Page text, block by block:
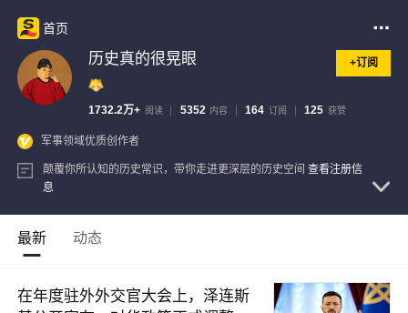
首页
历史真的很晃眼 +订阅
1732.2万+ 阅读 5352 内容 164 订阅 125 获赞
军事领域优质创作者
颠覆你所认知的历史常识，带你走进更深层的历史空间查看注册信
息
最新 动态
在年度驻外外交官大会上，泽连斯